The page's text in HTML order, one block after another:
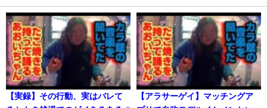
【実録】その行動、実はバレて
【アラサーゲイ】マッチングア